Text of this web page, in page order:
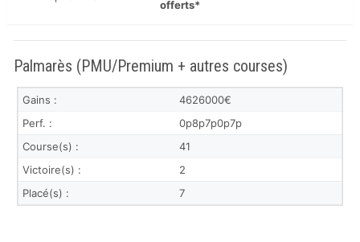
offerts*
Palmarès (PMU/Premium + autres courses)
Gains :
4626000€
Perf. :
0p8p7p0p7p
Course(s) :
41
Victoire(s) :
2
Placé(s) :
7